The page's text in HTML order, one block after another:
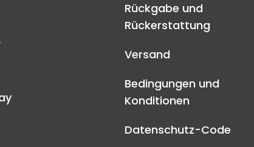
Rückgabe und
Rückerstattung
Versand
Bedingungen und
Konditionen
Datenschutz-Code